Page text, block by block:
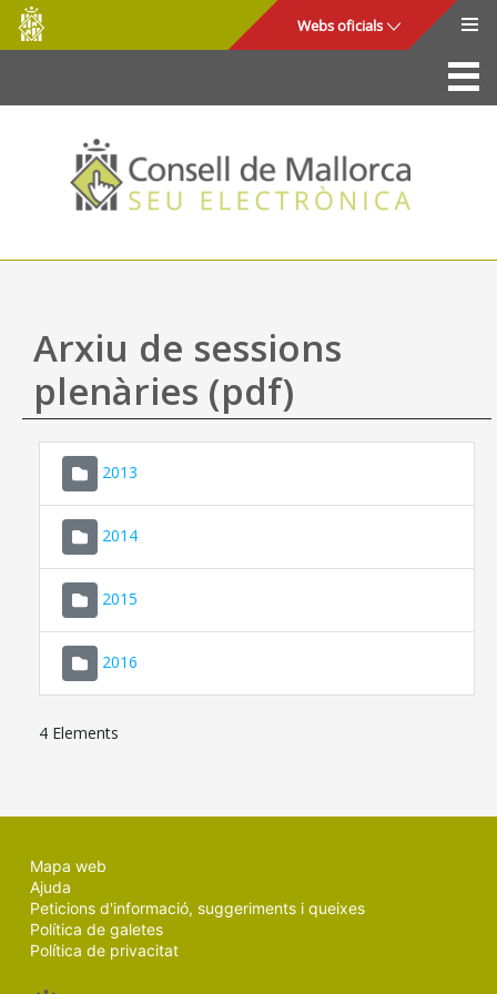
Salta al contingut principal
Consell
de
Mallorca
Webs oficials
La Seu
Consell de Mallorca
Accés i seguretat
Utilitats
Ajuda
Arxiu de sessions
plenàries (pdf)
2013
2014
2015
2016
4 Elements
Mapa web
Ajuda
Peticions d'informació, suggeriments i queixes
Política de galetes
Política de privacitat